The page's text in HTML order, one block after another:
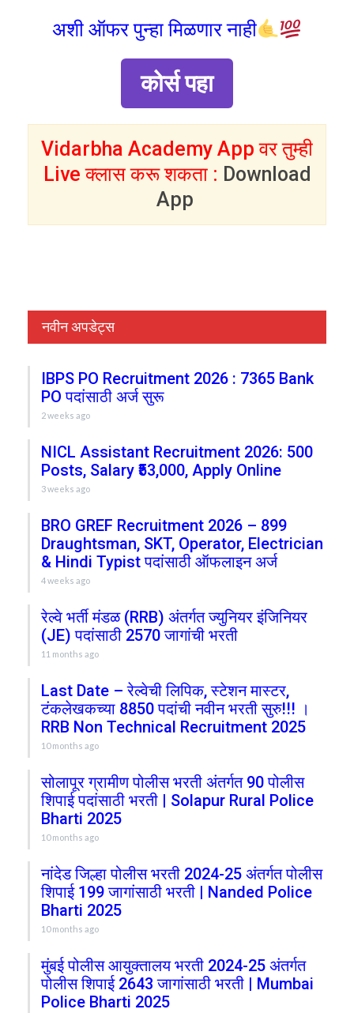
अशी ऑफर पुन्हा मिळणार नाही
कोर्स पहा
Vidarbha Academy App वर तुम्ही
Live क्लास करू शकता : Download
App
नवीन अपडेट्स
IBPS PO Recruitment 2026 : 7365 Bank
PO पदांसाठी अर्ज सुरू
2 weeks ago
NICL Assistant Recruitment 2026: 500
Posts, Salary ₹53,000, Apply Online
3 weeks ago
BRO GREF Recruitment 2026 – 899
Draughtsman, SKT, Operator, Electrician
& Hindi Typist पदांसाठी ऑफलाइन अर्ज
4 weeks ago
रेल्वे भर्ती मंडळ (RRB) अंतर्गत ज्युनियर इंजिनियर
(JE) पदांसाठी 2570 जागांची भरती
11 months ago
Last Date – रेल्वेची लिपिक, स्टेशन मास्टर,
टंकलेखकच्या 8850 पदांची नवीन भरती सुरु!!! ।
RRB Non Technical Recruitment 2025
10 months ago
सोलापूर ग्रामीण पोलीस भरती अंतर्गत 90 पोलीस
शिपाई पदांसाठी भरती | Solapur Rural Police
Bharti 2025
10 months ago
नांदेड जिल्हा पोलीस भरती 2024-25 अंतर्गत पोलीस
शिपाई 199 जागांसाठी भरती | Nanded Police
Bharti 2025
10 months ago
मुंबई पोलीस आयुक्तालय भरती 2024-25 अंतर्गत
पोलीस शिपाई 2643 जागांसाठी भरती | Mumbai
Police Bharti 2025